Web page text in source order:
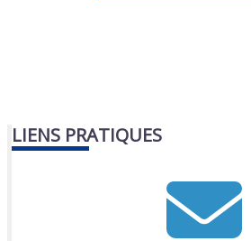
LIENS PRATIQUES